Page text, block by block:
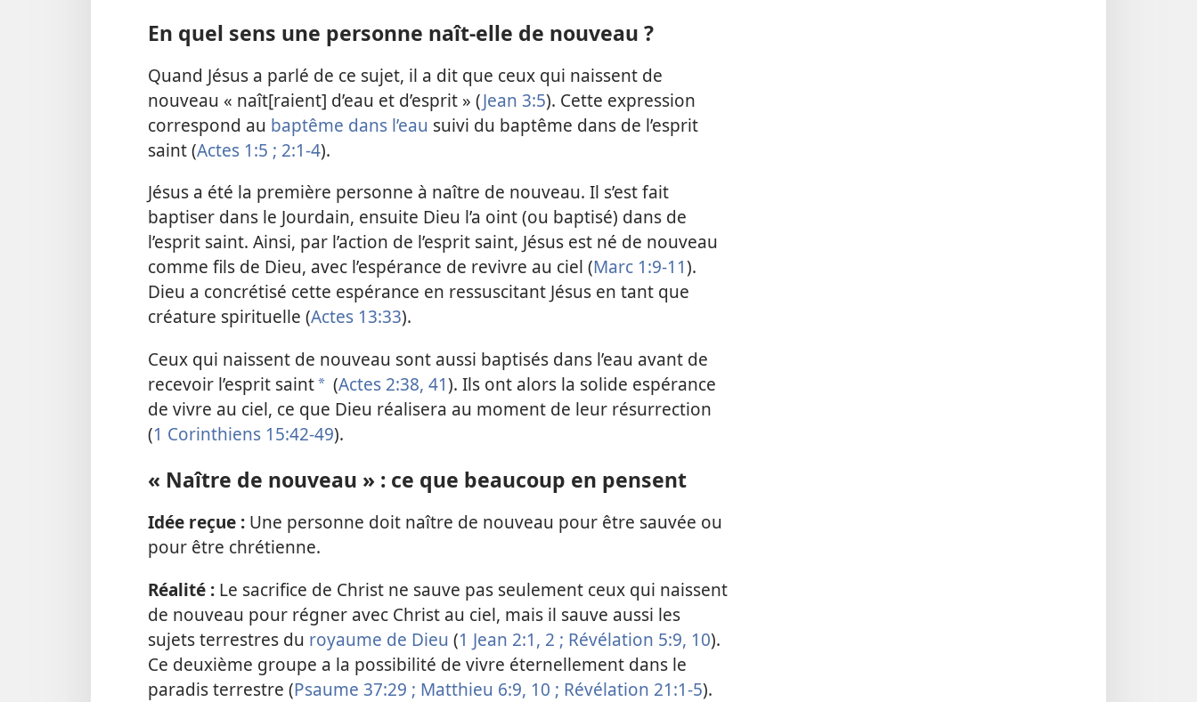
En quel sens une personne naît-elle de nouveau ?
Quand Jésus a parlé de ce sujet, il a dit que ceux qui naissent de
nouveau « naît[raient] d’eau et d’esprit » (Jean 3:5). Cette expression
correspond au baptême dans l’eau suivi du baptême dans de l’esprit
saint (Actes 1:5 ; 2:1-4).
Jésus a été la première personne à naître de nouveau. Il s’est fait
baptiser dans le Jourdain, ensuite Dieu l’a oint (ou baptisé) dans de
l’esprit saint. Ainsi, par l’action de l’esprit saint, Jésus est né de nouveau
comme fils de Dieu, avec l’espérance de revivre au ciel (Marc 1:9-11).
Dieu a concrétisé cette espérance en ressuscitant Jésus en tant que
créature spirituelle (Actes 13:33).
Ceux qui naissent de nouveau sont aussi baptisés dans l’eau avant de
recevoir l’esprit sainta (Actes 2:38, 41). Ils ont alors la solide espérance
de vivre au ciel, ce que Dieu réalisera au moment de leur résurrection
(1 Corinthiens 15:42-49).
« Naître de nouveau » : ce que beaucoup en pensent
Idée reçue : Une personne doit naître de nouveau pour être sauvée ou
pour être chrétienne.
Réalité : Le sacrifice de Christ ne sauve pas seulement ceux qui naissent
de nouveau pour régner avec Christ au ciel, mais il sauve aussi les
sujets terrestres du royaume de Dieu (1 Jean 2:1, 2 ; Révélation 5:9, 10).
Ce deuxième groupe a la possibilité de vivre éternellement dans le
paradis terrestre (Psaume 37:29 ; Matthieu 6:9, 10 ; Révélation 21:1-5).